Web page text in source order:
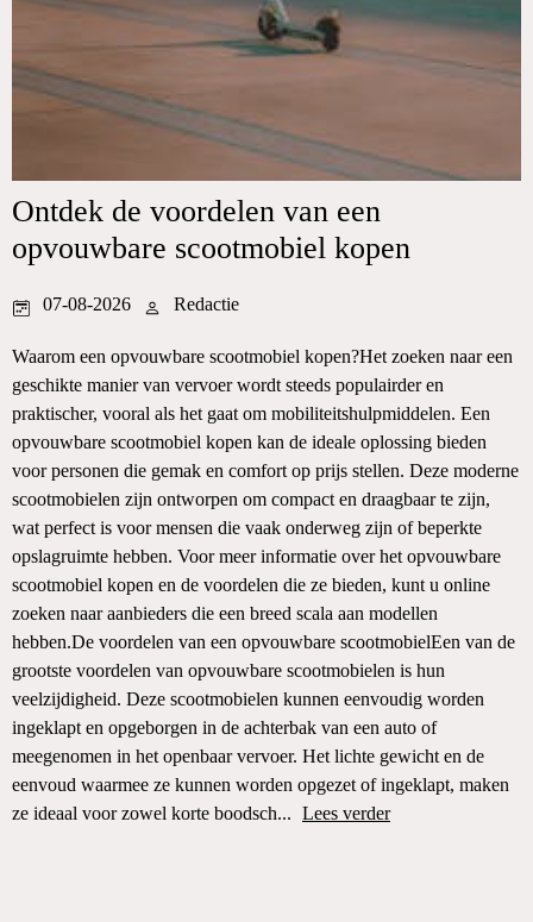
Ontdek de voordelen van een
opvouwbare scootmobiel kopen
07-08-2026 Redactie
Waarom een opvouwbare scootmobiel kopen?Het zoeken naar een
geschikte manier van vervoer wordt steeds populairder en
praktischer, vooral als het gaat om mobiliteitshulpmiddelen. Een
opvouwbare scootmobiel kopen kan de ideale oplossing bieden
voor personen die gemak en comfort op prijs stellen. Deze moderne
scootmobielen zijn ontworpen om compact en draagbaar te zijn,
wat perfect is voor mensen die vaak onderweg zijn of beperkte
opslagruimte hebben. Voor meer informatie over het opvouwbare
scootmobiel kopen en de voordelen die ze bieden, kunt u online
zoeken naar aanbieders die een breed scala aan modellen
hebben.De voordelen van een opvouwbare scootmobielEen van de
grootste voordelen van opvouwbare scootmobielen is hun
veelzijdigheid. Deze scootmobielen kunnen eenvoudig worden
ingeklapt en opgeborgen in de achterbak van een auto of
meegenomen in het openbaar vervoer. Het lichte gewicht en de
eenvoud waarmee ze kunnen worden opgezet of ingeklapt, maken
ze ideaal voor zowel korte boodsch... Lees verder